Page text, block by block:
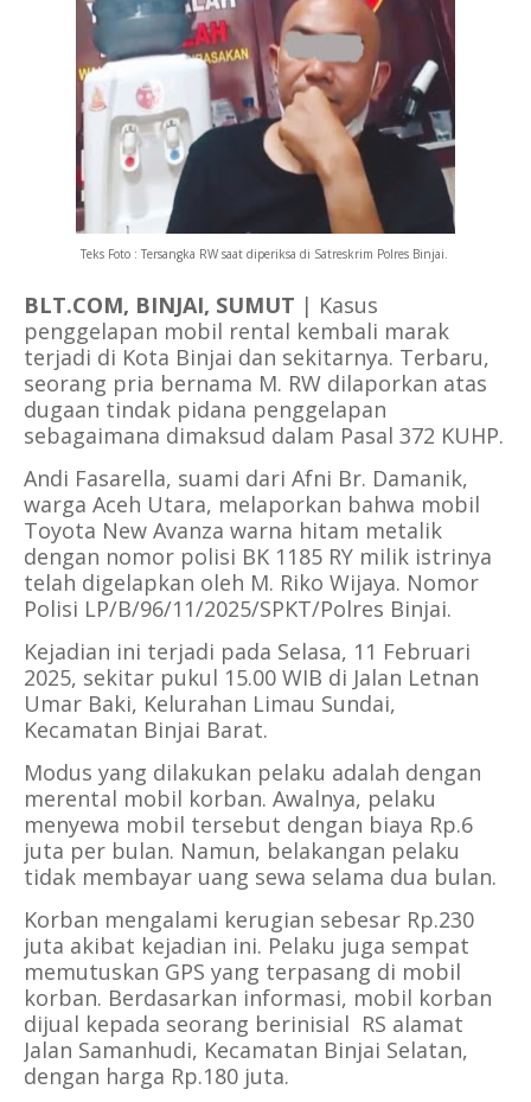
Teks Foto : Tersangka RW saat diperiksa di Satreskrim Polres Binjai.
BLT.COM, BINJAI, SUMUT | Kasus
penggelapan mobil rental kembali marak
terjadi di Kota Binjai dan sekitarnya. Terbaru,
seorang pria bernama M. RW dilaporkan atas
dugaan tindak pidana penggelapan
sebagaimana dimaksud dalam Pasal 372 KUHP.
Andi Fasarella, suami dari Afni Br. Damanik,
warga Aceh Utara, melaporkan bahwa mobil
Toyota New Avanza warna hitam metalik
dengan nomor polisi BK 1185 RY milik istrinya
telah digelapkan oleh M. Riko Wijaya. Nomor
Polisi LP/B/96/11/2025/SPKT/Polres Binjai.
Kejadian ini terjadi pada Selasa, 11 Februari
2025, sekitar pukul 15.00 WIB di Jalan Letnan
Umar Baki, Kelurahan Limau Sundai,
Kecamatan Binjai Barat.
Modus yang dilakukan pelaku adalah dengan
merental mobil korban. Awalnya, pelaku
menyewa mobil tersebut dengan biaya Rp.6
juta per bulan. Namun, belakangan pelaku
tidak membayar uang sewa selama dua bulan.
Korban mengalami kerugian sebesar Rp.230
juta akibat kejadian ini. Pelaku juga sempat
memutuskan GPS yang terpasang di mobil
korban. Berdasarkan informasi, mobil korban
dijual kepada seorang berinisial RS alamat
Jalan Samanhudi, Kecamatan Binjai Selatan,
dengan harga Rp.180 juta.